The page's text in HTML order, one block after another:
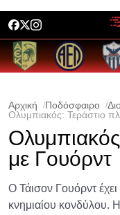
Αρχική Ποδόσφαιρο
Ολυμπιακός: Τεράστιο
με Γουόρντ
Ο Τάισον Γουόρντ
κνημιαίου κονδύλου. Η